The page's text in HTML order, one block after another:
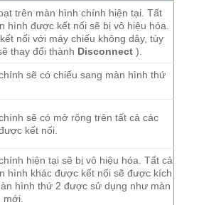
trên màn hình chính hiện tại. Tất
hình được kết nối sẽ bị vô hiệu hóa.
nối với máy chiếu không dây, tùy
thay đổi thành Disconnect).
sẽ có chiếu sang màn hình thứ
sẽ có mở rộng trên tất cả các
kết nối.
hiện tại sẽ bị vô hiệu hóa. Tất cả
hình khác được kết nối sẽ được kích
hình thứ 2 được sử dụng như màn